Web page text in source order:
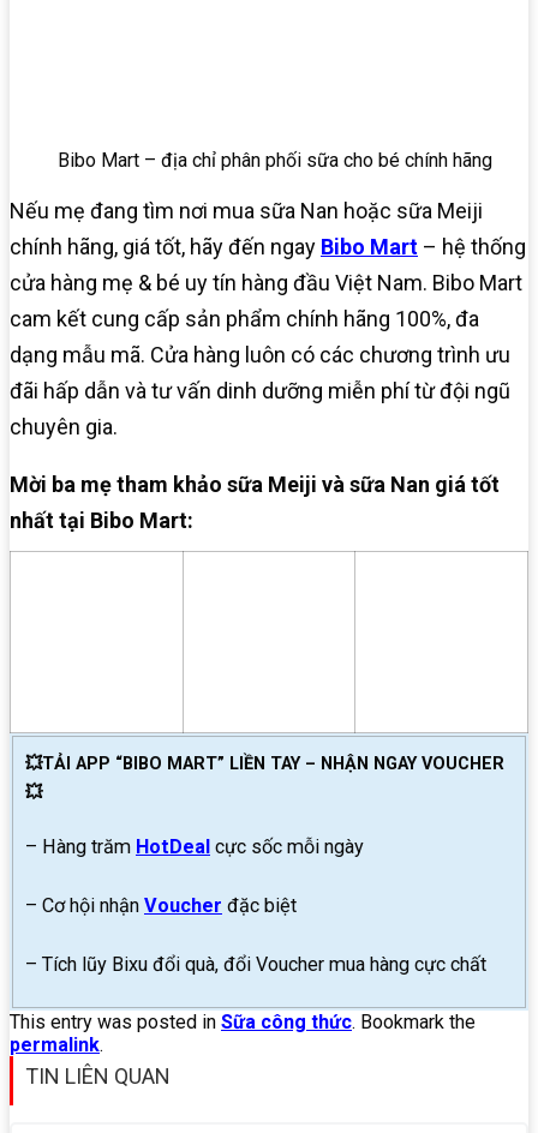
Bibo Mart – địa chỉ phân phối sữa cho bé chính hãng
Nếu mẹ đang tìm nơi mua sữa Nan hoặc sữa Meiji
chính hãng, giá tốt, hãy đến ngay Bibo Mart – hệ thống
cửa hàng mẹ & bé uy tín hàng đầu Việt Nam. Bibo Mart
cam kết cung cấp sản phẩm chính hãng 100%, đa
dạng mẫu mã. Cửa hàng luôn có các chương trình ưu
đãi hấp dẫn và tư vấn dinh dưỡng miễn phí từ đội ngũ
chuyên gia.
Mời ba mẹ tham khảo sữa Meiji và sữa Nan giá tốt
nhất tại Bibo Mart:
💥TẢI APP “BIBO MART” LIỀN TAY – NHẬN NGAY VOUCHER
💥
– Hàng trăm HotDeal cực sốc mỗi ngày
– Cơ hội nhận Voucher đặc biệt
– Tích lũy Bixu đổi quà, đổi Voucher mua hàng cực chất
This entry was posted in Sữa công thức. Bookmark the
permalink.
TIN LIÊN QUAN